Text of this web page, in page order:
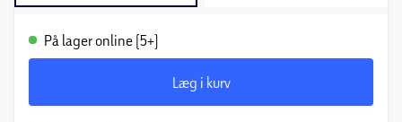
På lager online (5+)
Læg i kurv